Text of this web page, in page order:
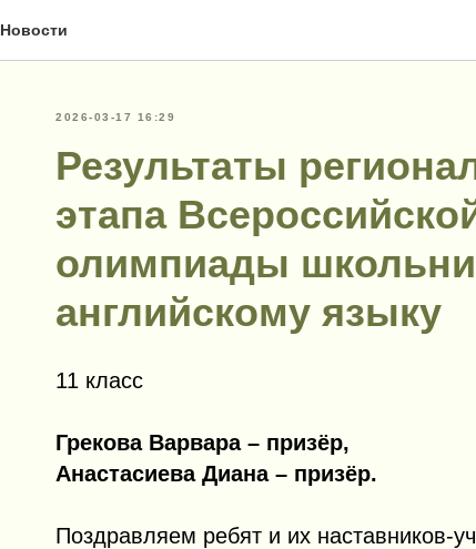
Новости
2026-03-17 16:29
Результаты
этапа
олимпиады
английскому языку
11 класс
Грекова Варвара – призёр,
Анастасиева Диана – призёр.
Поздравляем ребят и их наставников-